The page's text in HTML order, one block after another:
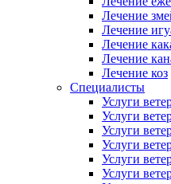
Лечение
Лечение
Лечение
Лечение
Лечение коз
Специалисты
Услуги
Услуги
Услуги
Услуги
Услуги
Услуги